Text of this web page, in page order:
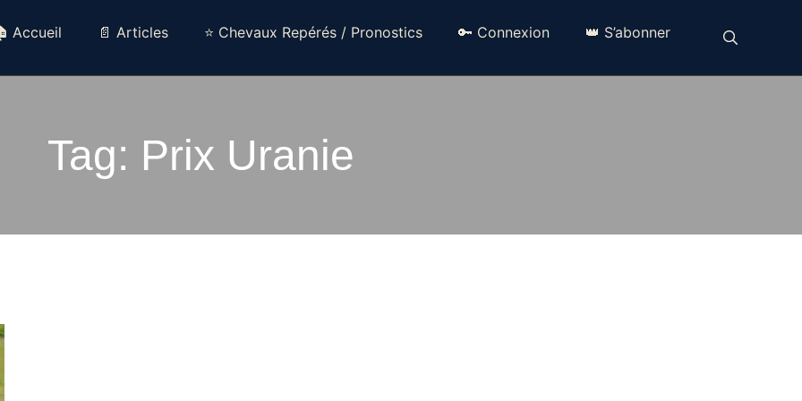
Accueil 📄 Articles ⭐ Chevaux Repérés / Pronostics 🔑 Connexion 👑 S’abonner
Tag: Prix Uranie